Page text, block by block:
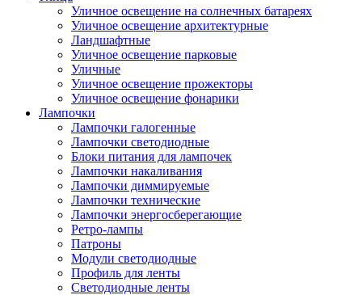
Уличное освещение на солнечных батареях
Уличное освещение архитектурные
Ландшафтные
Уличное освещение парковые
Уличные
Уличное освещение прожекторы
Уличное освещение фонарики
Лампочки
Лампочки галогенные
Лампочки светодиодные
Блоки питания для лампочек
Лампочки накаливания
Лампочки диммируемые
Лампочки технические
Лампочки энергосберегающие
Ретро-лампы
Патроны
Модули светодиодные
Профиль для ленты
Светодиодные ленты